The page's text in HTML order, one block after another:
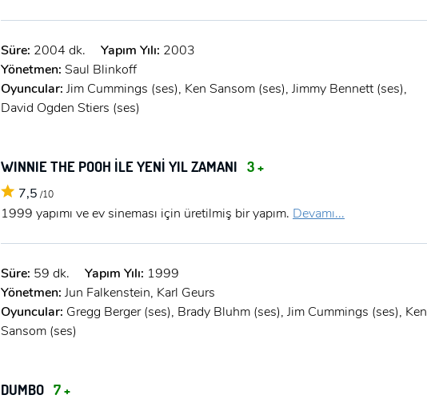
Süre: 2004 dk. Yapım Yılı: 2003
Yönetmen: Saul Blinkoff
Oyuncular: Jim Cummings (ses), Ken Sansom (ses), Jimmy Bennett (ses),
David Ogden Stiers (ses)
WINNIE THE POOH İLE YENİ YIL ZAMANI 3 +
7,5 /10
1999 yapımı ve ev sineması için üretilmiş bir yapım. Devamı...
Süre: 59 dk. Yapım Yılı: 1999
Yönetmen: Jun Falkenstein, Karl Geurs
Oyuncular: Gregg Berger (ses), Brady Bluhm (ses), Jim Cummings (ses), Ken
Sansom (ses)
DUMBO 7 +